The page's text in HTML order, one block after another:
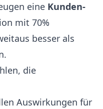
eine Kunden-
mit 70%
besser als
die
Auswirkungen für